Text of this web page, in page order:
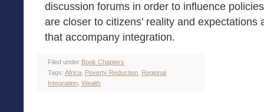
discussion forums in order to influence
are closer to citizens’ reality and expectations
that accompany integration.
Filed under Book Chapters
Tags: Africa Poverty Reduction Regional
Integration Wealth